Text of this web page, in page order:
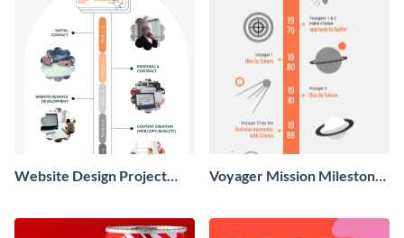
Website Design Project
Voyager Mission Milestones